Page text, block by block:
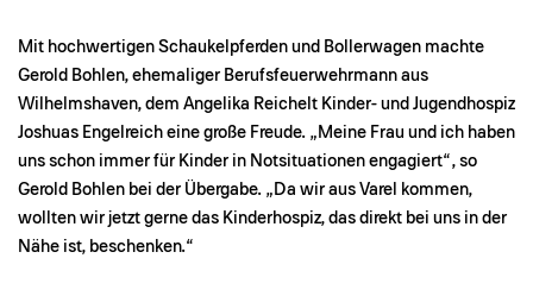
Mit hochwertigen Schaukelpferden und Bollerwagen machte
Gerold Bohlen, ehemaliger Berufsfeuerwehrmann aus
Wilhelmshaven, dem Angelika Reichelt Kinder- und Jugendhospiz
Joshuas Engelreich eine große Freude. „Meine Frau und ich haben
uns schon immer für Kinder in Notsituationen engagiert“, so
Gerold Bohlen bei der Übergabe. „Da wir aus Varel kommen,
wollten wir jetzt gerne das Kinderhospiz, das direkt bei uns in der
Nähe ist, beschenken.“